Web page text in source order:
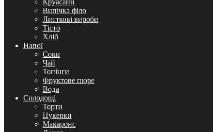
Випічка філо
Листкові вироби
Тісто
Хліб
Напої
Соки
Чай
Топінги
Фруктове пюре
Вода
Солодощі
Торти
Цукерки
Макаронс